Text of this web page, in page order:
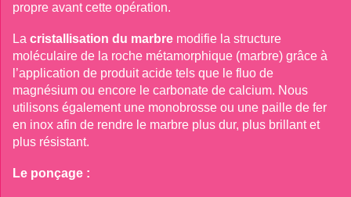
propre avant cette opération.
La cristallisation du marbre modifie la structure
moléculaire de la roche métamorphique (marbre) grâce à
l’application de produit acide tels que le fluo de
magnésium ou encore le carbonate de calcium. Nous
utilisons également une monobrosse ou une paille de fer
en inox afin de rendre le marbre plus dur, plus brillant et
plus résistant.
Le ponçage :